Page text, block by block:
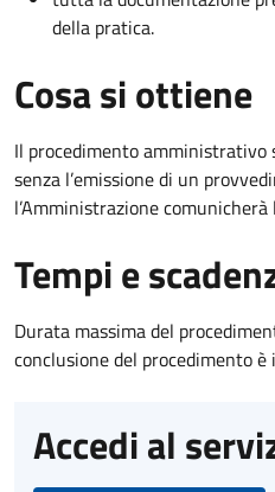
della pratica.
Cosa si ottiene
Il procedimento amministrativo
senza l’emissione di un
l’Amministrazione comunicherà
Tempi e
Durata massima del
conclusione del procedimento è
Accedi al